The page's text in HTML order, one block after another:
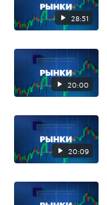
28:51
20:00
20:09